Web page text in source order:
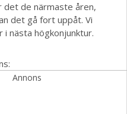
det de närmaste åren,
det gå fort uppåt. Vi
i nästa högkonjunktur.